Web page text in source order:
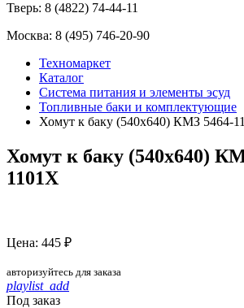
Тверь: 8 (4822) 74-44-11
Москва: 8 (495) 746-20-90
Техномаркет
Каталог
Система питания и элементы эсуд
Топливные баки и комплектующие
Хомут к баку (540х640) КМЗ 5464-
Хомут к баку (540х640)
1101Х
Цена: 445 ₽
авторизуйтесь для заказа
playlist_add
Под заказ